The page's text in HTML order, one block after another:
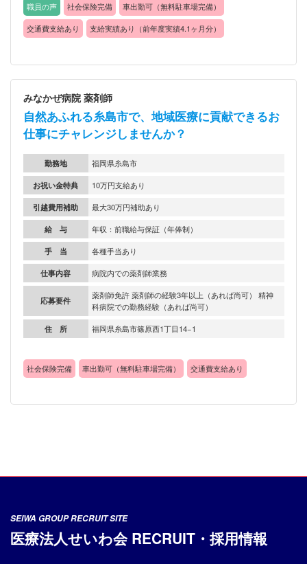
職員の声 社会保険完備
車出勤可（無料駐車場完備）
交通費支給あり
支給実績あり（前年度実績4.1ヶ月分）
みなかぜ病院 薬剤師
自然あふれる糸島市で、地域医療に貢献できるお
仕事にチャレンジしませんか？
勤務地
福岡県糸島市
お祝い金特典
10万円支給あり
引越費用補助
最大30万円補助あり
給 与
年収：前職給与保証（年俸制）
手 当
各種手当あり
仕事内容
病院内での薬剤師業務
応募要件
薬剤師免許 薬剤師の経験3年以上（あれば尚可） 精神
科病院での勤務経験（あれば尚可）
住 所
福岡県糸島市篠原西1丁目14−1
社会保険完備 車出勤可（無料駐車場完備） 交通費支給あり
SEIWA GROUP RECRUIT SITE
医療法人せいわ会 RECRUIT・採用情報